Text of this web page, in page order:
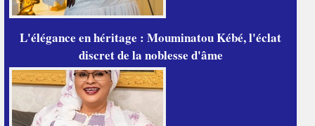
L'élégance en héritage : Mouminatou Kébé, l'éclat
discret de la noblesse d'âme